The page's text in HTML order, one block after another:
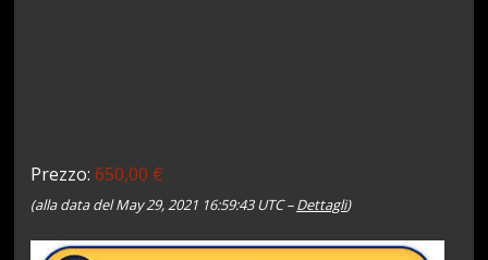
Prezzo:650,00 €
(alla data del May 29, 2021 16:59:43 UTC –Dettagli)